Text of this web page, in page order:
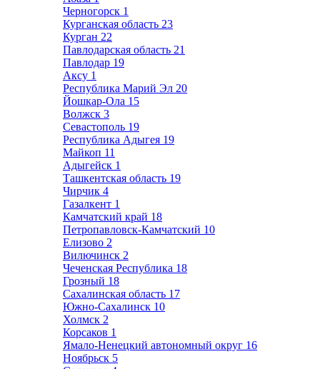
Черногорск 1
Курганская область 23
Курган 22
Павлодарская область 21
Павлодар 19
Аксу 1
Республика Марий Эл 20
Йошкар-Ола 15
Волжск 3
Севастополь 19
Республика Адыгея 19
Майкоп 11
Адыгейск 1
Ташкентская область 19
Чирчик 4
Газалкент 1
Камчатский край 18
Петропавловск-Камчатский 10
Елизово 2
Вилючинск 2
Чеченская Республика 18
Грозный 18
Сахалинская область 17
Южно-Сахалинск 10
Холмск 2
Корсаков 1
Ямало-Ненецкий автономный округ 16
Ноябрьск 5